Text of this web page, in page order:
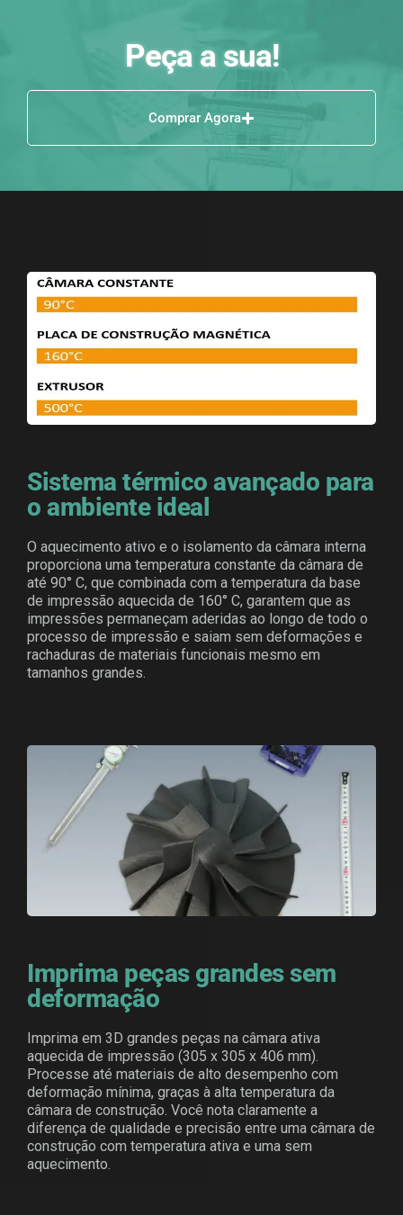
Peça a sua!
Comprar Agora
Sistema térmico avançado para
o ambiente ideal
O aquecimento ativo e o isolamento da câmara interna
proporciona uma temperatura constante da câmara de
até 90° C, que combinada com a temperatura da base
de impressão aquecida de 160° C, garantem que as
impressões permaneçam aderidas ao longo de todo o
processo de impressão e saiam sem deformações e
rachaduras de materiais funcionais mesmo em
tamanhos grandes.
Imprima peças grandes sem
deformação
Imprima em 3D grandes peças na câmara ativa
aquecida de impressão (305 x 305 x 406 mm).
Processe até materiais de alto desempenho com
deformação mínima, graças à alta temperatura da
câmara de construção. Você nota claramente a
diferença de qualidade e precisão entre uma câmara de
construção com temperatura ativa e uma sem
aquecimento.